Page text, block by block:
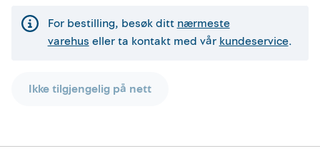
For bestilling, besøk ditt nærmeste
varehus eller ta kontakt med vår kundeservice.
Ikke tilgjengelig på nett